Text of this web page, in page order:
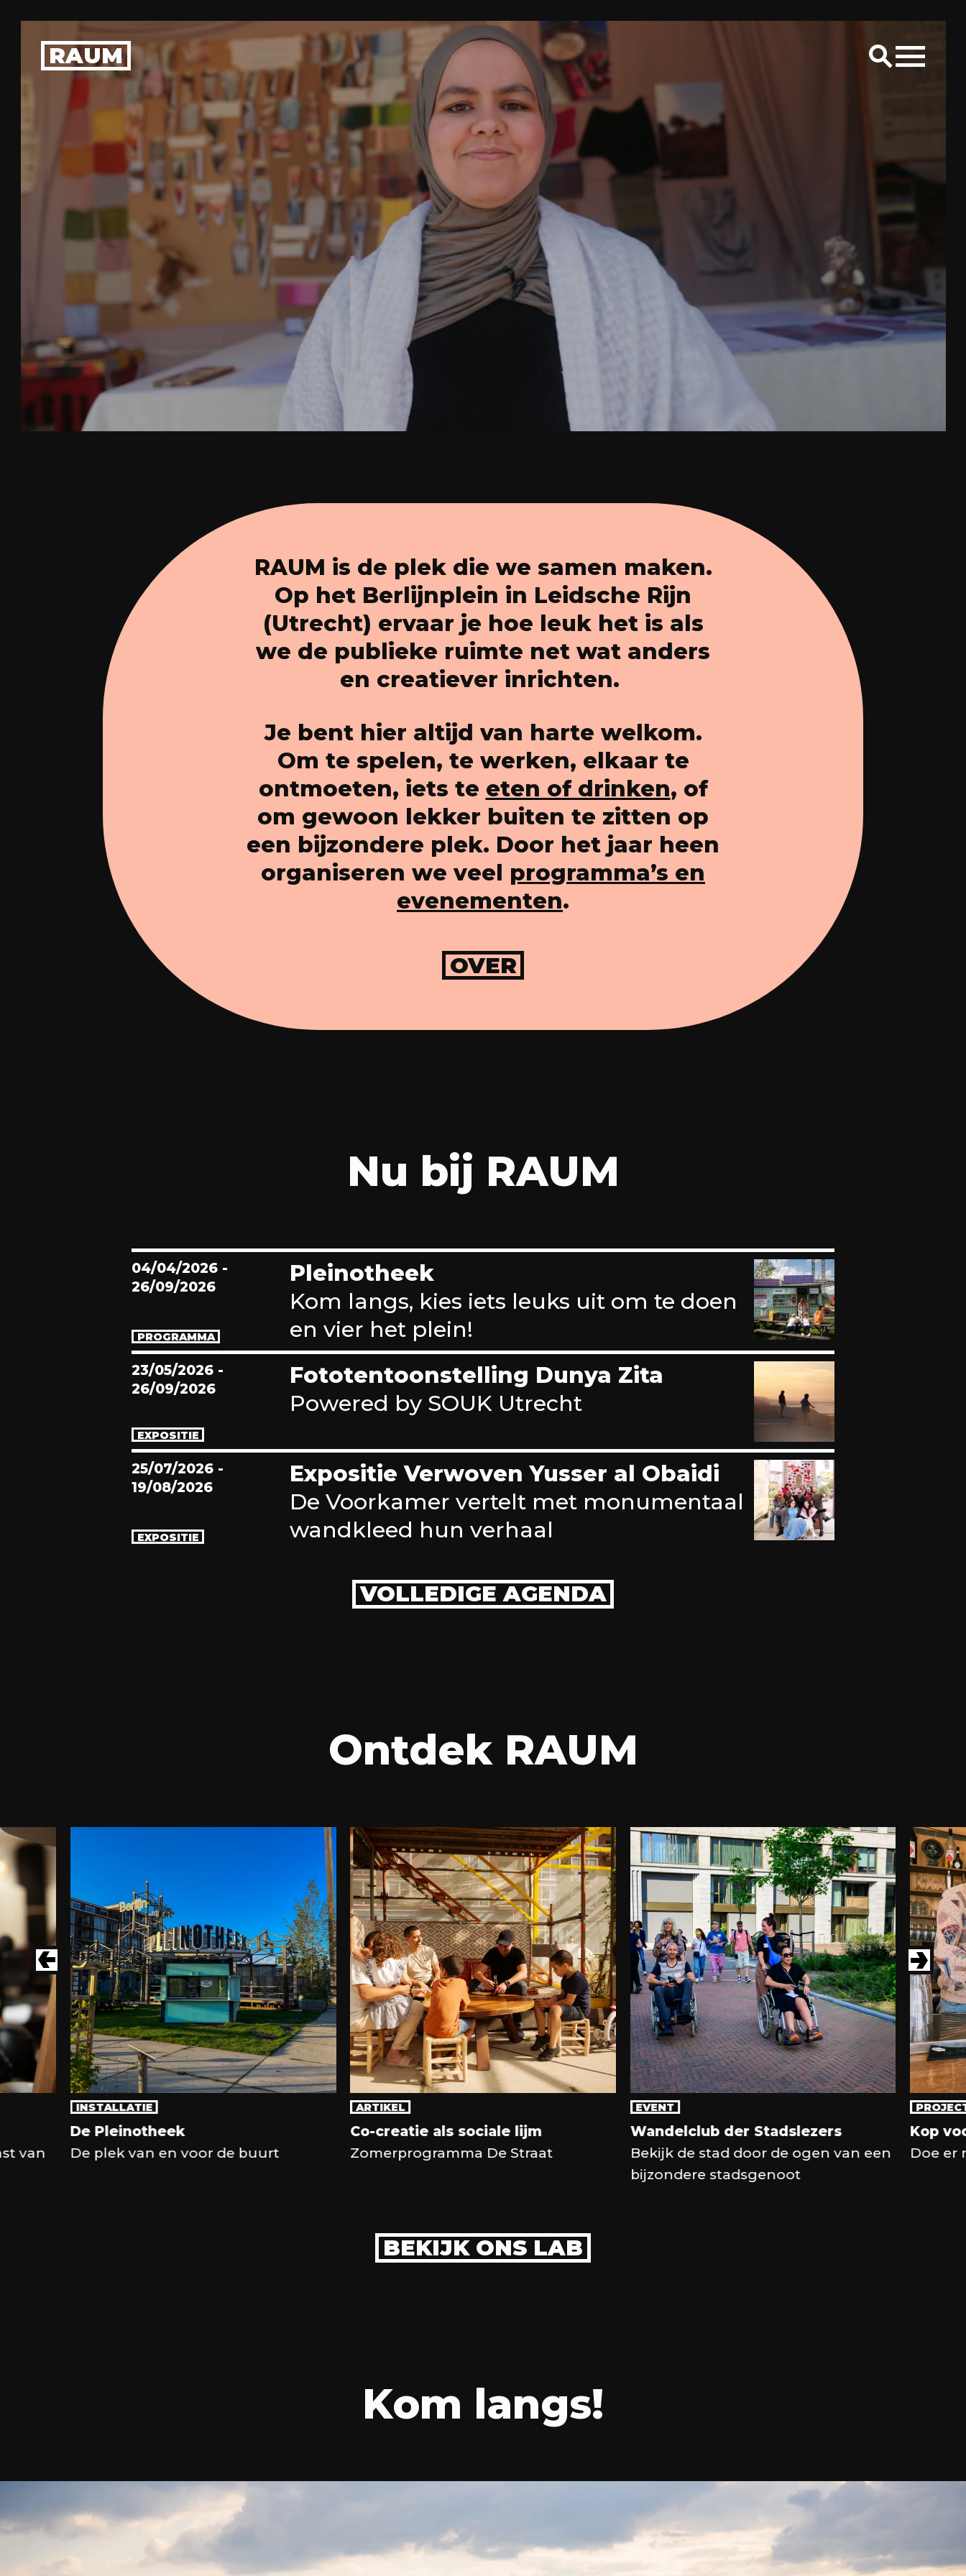
RAUM
Ons team
Vacatures
Organisatie
Meehelpen?
Wijkrestaurant
Toegankelijkheid
Jouw event bij RAUM
Pleinotheek
ZAKELIJK
Vergaderlocatie
Rondleidingen
Workshops
Catering
SHOP
Digitale winkel
PARTNERS
Moestuin
Berlijnplein
CONTACT
RAUM is de plek die we samen maken.
Op het Berlijnplein in Leidsche Rijn
(Utrecht) ervaar je hoe leuk het is als
we de publieke ruimte net wat anders
en creatiever inrichten.
Je bent hier altijd van harte welkom.
Om te spelen, te werken, elkaar te
ontmoeten, iets te eten of drinken, of
om gewoon lekker buiten te zitten op
een bijzondere plek. Door het jaar heen
organiseren we veel programma’s en
evenementen.
OVER
Nu bij RAUM
04/04/2026 -
26/09/2026
PROGRAMMA
Pleinotheek
Kom langs, kies iets leuks uit om te doen
en vier het plein!
23/05/2026 -
26/09/2026
EXPOSITIE
Fototentoonstelling Dunya Zita
Powered by SOUK Utrecht
25/07/2026 -
19/08/2026
EXPOSITIE
Expositie Verwoven Yusser al Obaidi
De Voorkamer vertelt met monumentaal
wandkleed hun verhaal
VOLLEDIGE AGENDA
Ontdek RAUM
ARTIKEL
Co-creatie als sociale lijm
Zomerprogramma De Straat
EVENT
Wandelclub der Stadslezers
Bekijk de stad door de ogen van een
bijzondere stadsgenoot
Kop
Doe er
van
INSTALLATIE
De Pleinotheek
De plek van en voor de buurt
BEKIJK ONS LAB
Kom langs!